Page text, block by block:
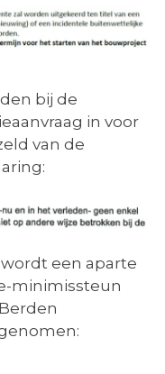
bij de
in voor
van de
wordt een aparte
minimissteun